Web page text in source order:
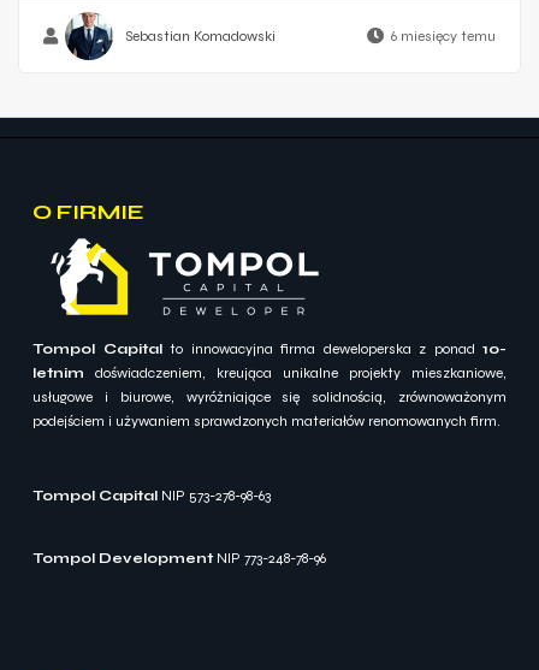
Sebastian Komadowski 6 miesięcy temu
O FIRMIE
Tompol Capitalto innowacyjna firma deweloperska z ponad 10-
letnim doświadczeniem, kreująca unikalne projekty mieszkaniowe,
usługowe i biurowe, wyróżniające się solidnością, zrównoważonym
podejściem i używaniem sprawdzonych materiałów renomowanych firm.
Tompol Capital NIP 573-278-98-63
Tompol Development NIP 773-248-78-96